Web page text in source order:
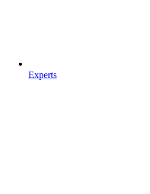
Experts